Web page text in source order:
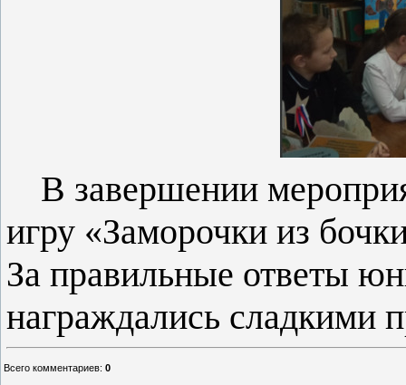
В завершении
игру «Заморочки из
За правильные ответы
награждались сладкими
Всего комментариев: 0